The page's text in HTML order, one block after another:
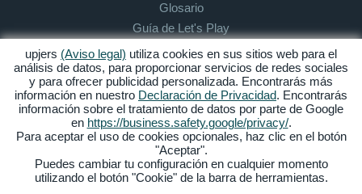
Glosario
Guía de Let's Play
Soporte
Aviso legal
Protección de
datos
Condiciones
generales de
contratación
Accesibilidad
Gestionar Cookies
upjers (Aviso legal) utiliza cookies en sus sitios web para el
análisis de datos, para proporcionar servicios de redes sociales
y para ofrecer publicidad personalizada. Encontrarás más
información en nuestro Declaración de Privacidad. Encontrarás
información sobre el tratamiento de datos por parte de Google
en https://business.safety.google/privacy/.
Para aceptar el uso de cookies opcionales, haz clic en el botón
"Aceptar".
Puedes cambiar tu configuración en cualquier momento
utilizando el botón "Cookie" de la barra de herramientas.